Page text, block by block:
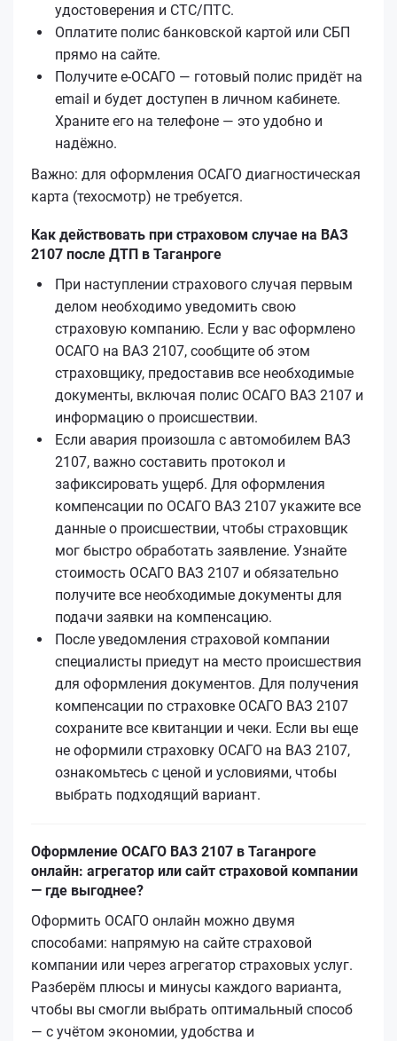
удостоверения и СТС/ПТС.
Оплатите полис банковской картой или СБП
прямо на сайте.
Получите е‑ОСАГО — готовый полис придёт на
email и будет доступен в личном кабинете.
Храните его на телефоне — это удобно и
надёжно.
Важно: для оформления ОСАГО диагностическая
карта (техосмотр) не требуется.
Как действовать при страховом случае на ВАЗ
2107 после ДТП в Таганроге
При наступлении страхового случая первым
делом необходимо уведомить свою
страховую компанию. Если у вас оформлено
ОСАГО на ВАЗ 2107, сообщите об этом
страховщику, предоставив все необходимые
документы, включая полис ОСАГО ВАЗ 2107 и
информацию о происшествии.
Если авария произошла с автомобилем ВАЗ
2107, важно составить протокол и
зафиксировать ущерб. Для оформления
компенсации по ОСАГО ВАЗ 2107 укажите все
данные о происшествии, чтобы страховщик
мог быстро обработать заявление. Узнайте
стоимость ОСАГО ВАЗ 2107 и обязательно
получите все необходимые документы для
подачи заявки на компенсацию.
После уведомления страховой компании
специалисты приедут на место происшествия
для оформления документов. Для получения
компенсации по страховке ОСАГО ВАЗ 2107
сохраните все квитанции и чеки. Если вы еще
не оформили страховку ОСАГО на ВАЗ 2107,
ознакомьтесь с ценой и условиями, чтобы
выбрать подходящий вариант.
Оформление ОСАГО ВАЗ 2107 в Таганроге
онлайн: агрегатор или сайт страховой компании
— где выгоднее?
Оформить ОСАГО онлайн можно двумя
способами: напрямую на сайте страховой
компании или через агрегатор страховых услуг.
Разберём плюсы и минусы каждого варианта,
чтобы вы смогли выбрать оптимальный способ
— с учётом экономии, удобства и